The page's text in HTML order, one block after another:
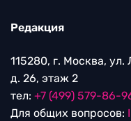
Редакция
115280, г. Москва,
д. 26, этаж 2
тел: +7 (499) 579-86-
Для общих вопросов: